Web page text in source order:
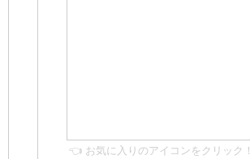
👈 お気に入りのアイコンをクリック！